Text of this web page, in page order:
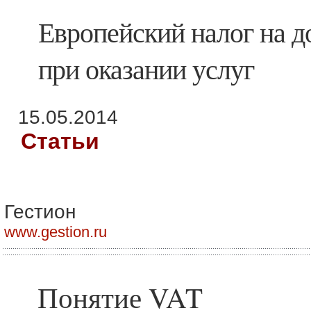
Европейский налог на
при оказании услуг
15.05.2014
Статьи
Гестион
www.gestion.ru
Понятие VAT